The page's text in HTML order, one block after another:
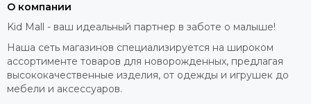
О компании
Kid Mall - ваш идеальный партнер в заботе о малыше!
Наша сеть магазинов специализируется на широком
ассортименте товаров для новорожденных, предлагая
высококачественные изделия, от одежды и игрушек до
мебели и аксессуаров.